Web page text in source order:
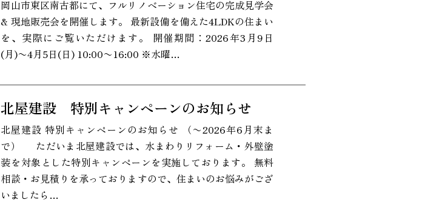
岡山市東区南古都にて、フルリノベーション住宅の完成見学会
& 現地販売会を開催します。 最新設備を備えた4LDKの住まい
を、実際にご覧いただけます。 開催期間：2026年3月9日
(月)〜4月5日(日) 10:00〜16:00 ※水曜…
北屋建設 特別キャンペーンのお知らせ
北屋建設 特別キャンペーンのお知らせ （〜2026年6月末ま
で） ただいま北屋建設では、水まわりリフォーム・外壁塗
装を対象とした特別キャンペーンを実施しております。 無料
相談・お見積りを承っておりますので、住まいのお悩みがござ
いましたら…